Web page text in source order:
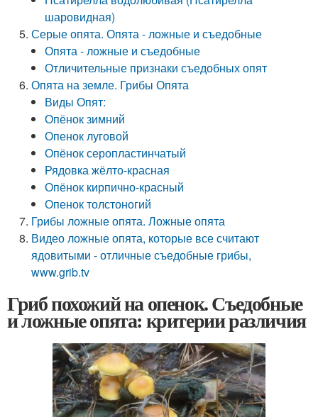
шаровидная)
Серые опята. Опята - ложные и съедобные
Опята - ложные и съедобные
Отличительные признаки съедобных опят
Опята на земле. Грибы Опята
Виды Опят:
Опёнок зимний
Опенок луговой
Опёнок серопластинчатый
Рядовка жёлто-красная
Опёнок кирпично-красный
Опенок толстоногий
Грибы ложные опята. Ложные опята
Видео ложные опята, которые все считают
ядовитыми - отличные съедобные грибы,
www.grib.tv
Гриб похожий на опенок. Съедобные
и ложные опята: критерии различия